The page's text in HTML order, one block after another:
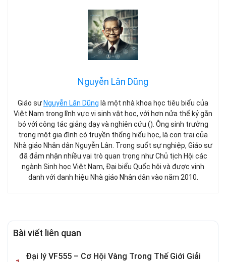
Nguyễn Lân Dũng
Giáo sư Nguyễn Lân Dũng là một nhà khoa học tiêu biểu của
Việt Nam trong lĩnh vực vi sinh vật học, với hơn nửa thế kỷ gắn
bó với công tác giảng dạy và nghiên cứu (). Ông sinh trưởng
trong một gia đình có truyền thống hiếu học, là con trai của
Nhà giáo Nhân dân Nguyễn Lân. Trong suốt sự nghiệp, Giáo sư
đã đảm nhận nhiều vai trò quan trọng như Chủ tịch Hội các
ngành Sinh học Việt Nam, Đại biểu Quốc hội và được vinh
danh với danh hiệu Nhà giáo Nhân dân vào năm 2010.
Bài viết liên quan
Đại lý VF555 – Cơ Hội Vàng Trong Thế Giới Giải